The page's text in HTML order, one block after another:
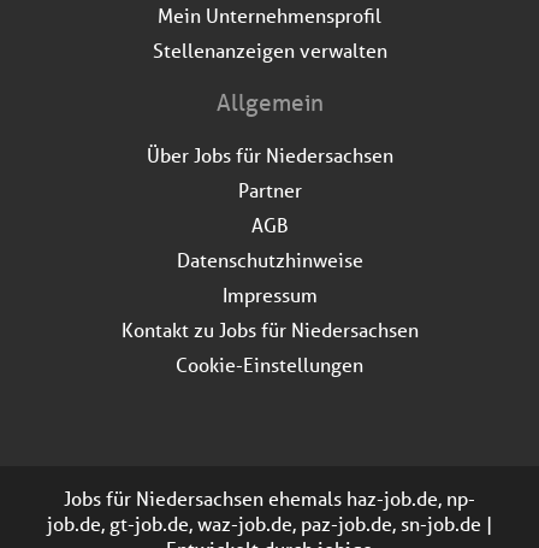
Mein Unternehmensprofil
Stellenanzeigen verwalten
Allgemein
Über Jobs für Niedersachsen
Partner
AGB
Datenschutzhinweise
Impressum
Kontakt zu Jobs für Niedersachsen
Cookie-Einstellungen
Jobs für Niedersachsen ehemals haz-job.de, np-
job.de, gt-job.de, waz-job.de, paz-job.de, sn-job.de |